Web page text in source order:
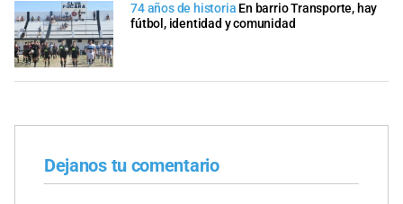
74 años de historia En barrio Transporte, hay
fútbol, identidad y comunidad
Dejanos tu comentario